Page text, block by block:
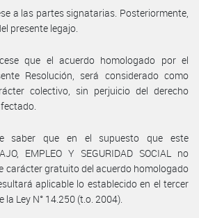
a las partes signatarias. Posteriormente,
presente legajo.
que el acuerdo homologado por el
Resolución, será considerado como
colectivo, sin perjuicio del derecho
saber que en el supuesto que este
EMPLEO Y SEGURIDAD SOCIAL no
carácter gratuito del acuerdo homologado
aplicable lo establecido en el tercer
Ley N° 14.250 (t.o. 2004).